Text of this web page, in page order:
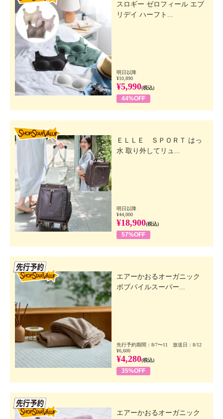
スロギー ゼロフィール エブ
リデイ ハーフト...
明日以降
¥10,890
¥5,990(税込)
44%OFF
ＥＬＬＥ ＳＰＯＲＴ はっ
水 取り外してリュ...
明日以降
¥44,000
¥18,900(税込)
57%OFF
エアーかおるオーガニック
ボブパイルスーパー...
先行予約期間：8/7〜11 放送日：8/12
¥6,600
¥4,280(税込)
35%OFF
エアーかおるオーガニック